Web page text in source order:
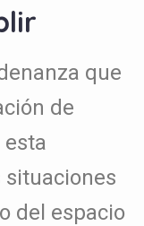
que
de
esta
del espacio